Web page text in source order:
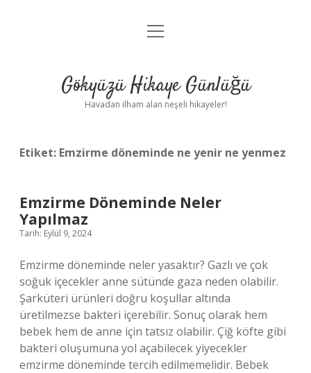
Anasayfa
Yasal Uyarı
menüyü
Gökyüzü Hikaye Günlüğü
Havadan ilham alan neşeli hikayeler!
Etiket: Emzirme döneminde ne yenir ne yenmez
Emzirme Döneminde Neler
Yapılmaz
Tarih: Eylül 9, 2024
Emzirme döneminde neler yasaktır? Gazlı ve çok
soğuk içecekler anne sütünde gaza neden olabilir.
Şarküteri ürünleri doğru koşullar altında
üretilmezse bakteri içerebilir. Sonuç olarak hem
bebek hem de anne için tatsız olabilir. Çiğ köfte gibi
bakteri oluşumuna yol açabilecek yiyecekler
emzirme döneminde tercih edilmemelidir. Bebek